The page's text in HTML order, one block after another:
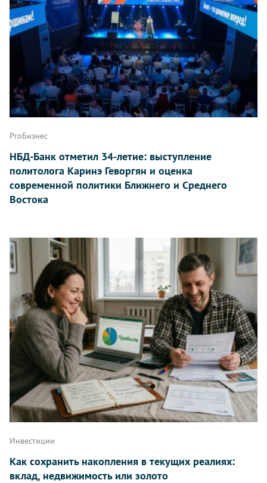
ProБизнес
НБД-Банк отметил 34-летие: выступление
политолога Каринэ Геворгян и оценка
современной политики Ближнего и Среднего
Востока
Инвестиции
Как сохранить накопления в текущих реалиях:
вклад, недвижимость или золото